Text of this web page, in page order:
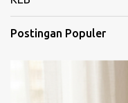
Postingan Populer